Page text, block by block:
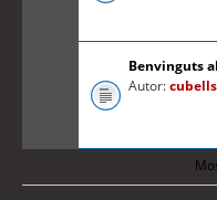
Benvinguts
Autor:cubells